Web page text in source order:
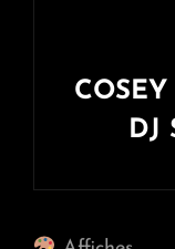
COSEY
DJ
Post